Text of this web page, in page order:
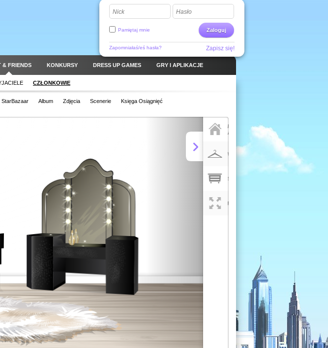
Nick Hasło
Zaloguj
Pamiętaj mnie
Zapomniałaś/eś hasła? Zapisz się!
& FRIENDS KONKURSY DRESS UP GAMES GRY I APLIKACJE
CZŁONKOWIE
StarBazaar Album Zdjęcia Scenerie Księga Osiągnięć